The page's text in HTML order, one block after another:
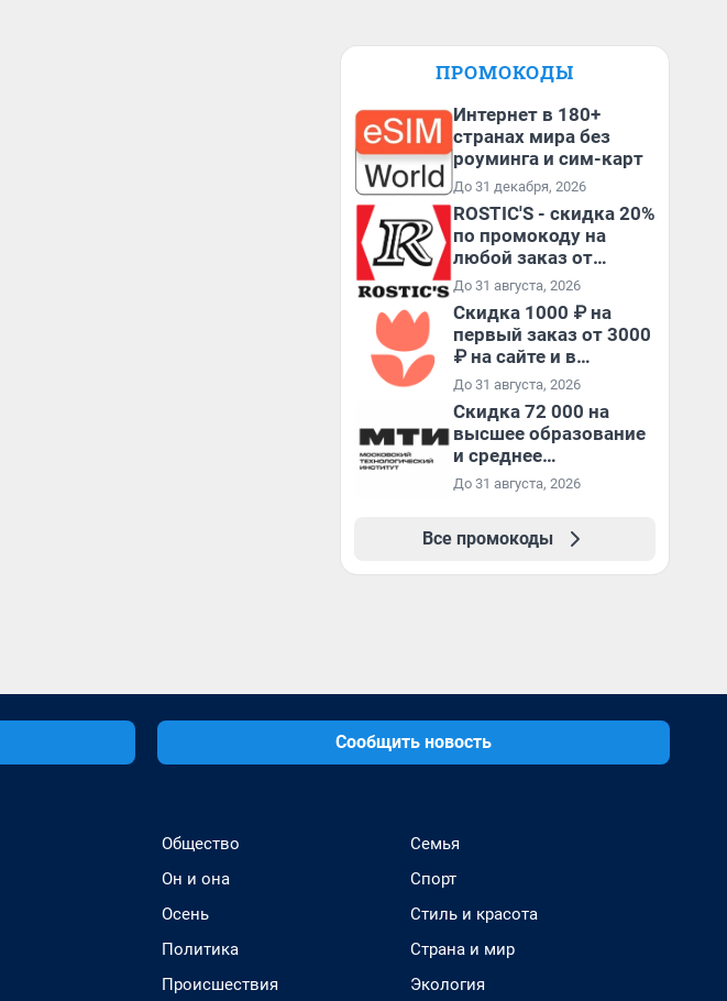
ПРОМОКОДЫ
Интернет в 180+
странах мира без
роуминга и сим-карт
До 31 декабря, 2026
ROSTIC'S - скидка 20%
по промокоду на
любой заказ от
3199₽!
До 31 августа, 2026
Скидка 1000 ₽ на
первый заказ от 3000
₽ на сайте и в
приложении
До 31 августа, 2026
Скидка 72 000 на
высшее образование
и среднее
специальное
До 31 августа, 2026
Все промокоды
Сообщить новость
Общество
Он и она
Осень
Политика
Происшествия
Семья
Спорт
Стиль и красота
Страна и мир
Экология